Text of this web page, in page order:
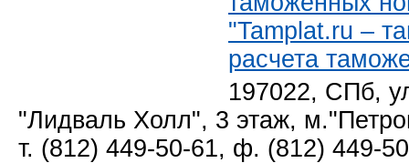
"Tamplat.ru –
расчета
197022, СПб,
"Лидваль Холл", 3 этаж,
т. (812) 449-50-61, ф. (812) 449-